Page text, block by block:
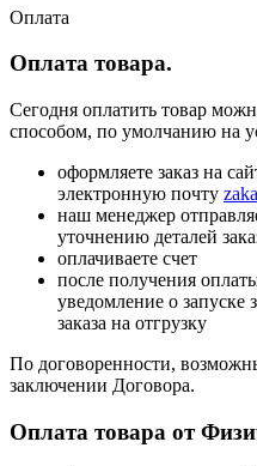
Оплата
Оплата товара.
Сегодня оплатить товар
способом, по умолчанию на
оформляете заказ на
электронную почту
наш менеджер
уточнению деталей
оплачиваете счет
после получения
уведомление о запуске
заказа на отгрузку
По договоренности,
заключении Договора.
Оплата товара от